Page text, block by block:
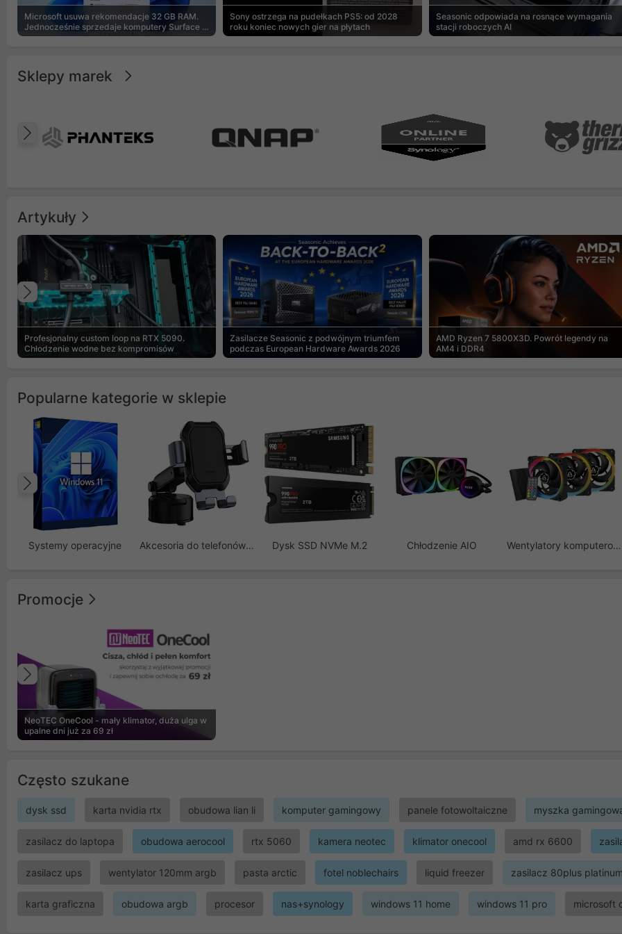
Microsoft usuwa rekomendacje 32 GB RAM.
Jednocześnie sprzedaje komputery Surface z
8 GB
Sony ostrzega na pudełkach PS5: od 2028
roku koniec nowych gier na płytach
Seasonic odpowiada na rosnące wymagania
stacji roboczych AI
Sklepy marek
Poprzedni
Artykuły
Profesjonalny custom loop na RTX 5090.
Chłodzenie wodne bez kompromisów
Zasilacze Seasonic z podwójnym triumfem
podczas European Hardware Awards 2026
AMD Ryzen 7 5800X3D. Powrót legendy na
AM4 i DDR4
Poprzedni
Popularne kategorie w sklepie
Systemy operacyjne Akcesoria do telefonów GSM Dysk SSD NVMe M.2 Chłodzenie AIO Wentylatory komputerowe
Poprzedni
Promocje
NeoTEC OneCool - mały klimator, duża ulga w
upalne dni już za 69 zł
Poprzedni
Często szukane
dysk ssd karta nvidia rtx obudowa lian li komputer gamingowy panele fotowoltaiczne myszka
zasilacz do laptopa obudowa aerocool rtx 5060 kamera neotec klimator onecool amd rx 6600
zasilacz ups wentylator 120mm argb pasta arctic fotel noblechairs liquid freezer zasilacz 80plus platinum
karta graficzna obudowa argb procesor nas+synology windows 11 home windows 11 pro microsoft